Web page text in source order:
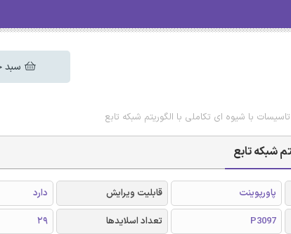
سبد
با شیوه ای تکاملی با الگوریتم شبکه تابع
شبکه تابع
پاورپوینت قابلیت ویرایش
دارد
P3097 تعداد اسلایدها
29